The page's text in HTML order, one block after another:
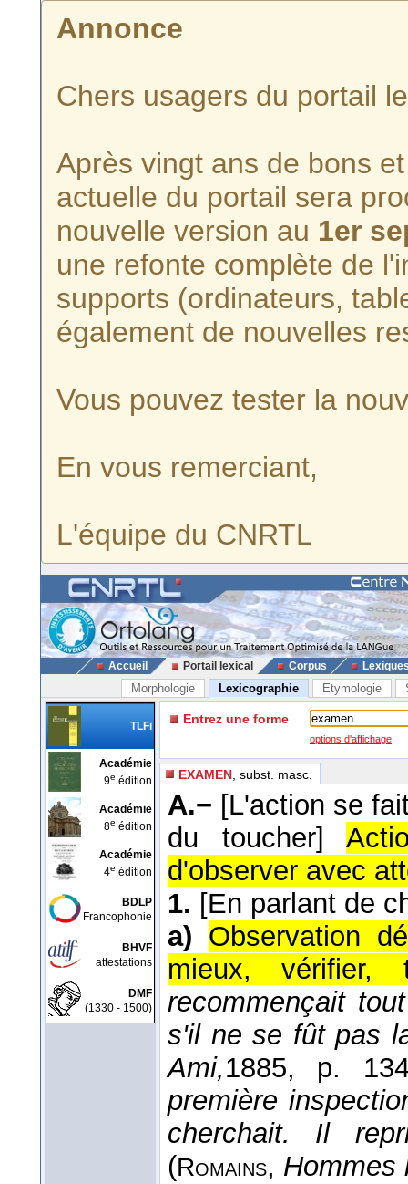
Annonce
Chers usagers du portail
Après vingt ans de bons
actuelle du portail sera
nouvelle version au 1er
une refonte complète de
supports (ordinateurs,
également de nouvelles
Vous pouvez tester la
En vous remerciant,
L'équipe du CNRTL
Accueil Portail lexical Corpus
Morphologie Lexicographie Etymologie
TLFi
Académie
9e édition
Académie
8e édition
Académie
4e édition
BDLP
Francophonie
BHVF
attestations
DMF
(1330 - 1500)
Entrez une forme
options d'affichage
EXAMEN , subst. masc.
A.− [L'action se
du toucher]
d'observer avec
1. [En parlant de
a) Observation
mieux, vérifier,
recommençait
s'il ne se fût pas
Ami,1885, p.
première
cherchait. Il
(Romains, Hommes